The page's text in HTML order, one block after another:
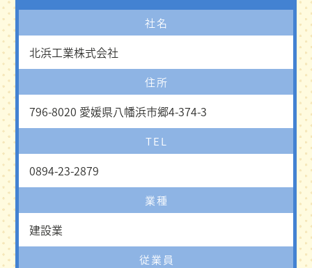
社名
北浜工業株式会社
住所
796-8020 愛媛県八幡浜市郷4-374-3
TEL
0894-23-2879
業種
建設業
従業員